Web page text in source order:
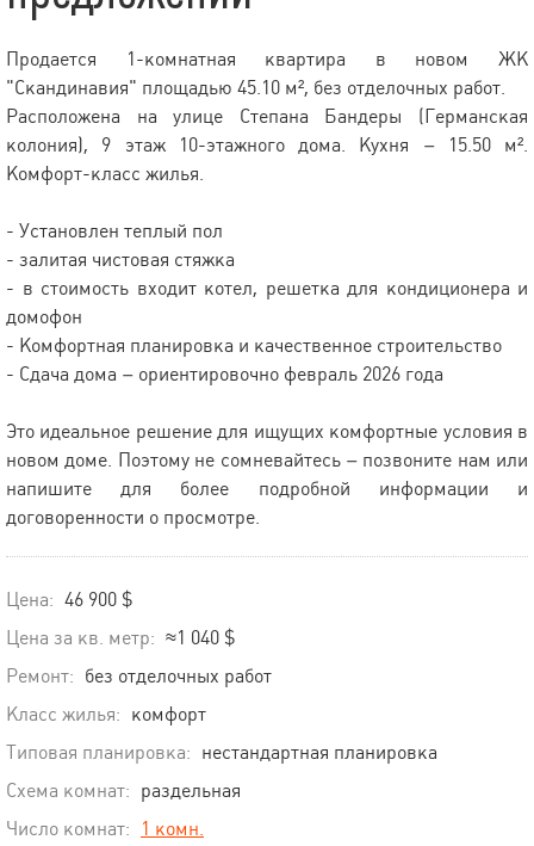
Продается 1-комнатная квартира в новом ЖК
"Скандинавия" площадью 45.10 м², без отделочных работ.
Расположена на улице Степана Бандеры (Германская
колония), 9 этаж 10-этажного дома. Кухня – 15.50 м².
Комфорт-класс жилья.
- Установлен теплый пол
- залитая чистовая стяжка
- в стоимость входит котел, решетка для кондиционера и
домофон
- Комфортная планировка и качественное строительство
- Сдача дома – ориентировочно февраль 2026 года
Это идеальное решение для ищущих комфортные условия в
новом доме. Поэтому не сомневайтесь – позвоните нам или
напишите для более подробной информации и
договоренности о просмотре.
Цена: 46 900 $
Цена за кв. метр: ≈1 040 $
Ремонт: без отделочных работ
Класс жилья: комфорт
Типовая планировка: нестандартная планировка
Схема комнат: раздельная
Число комнат:
1 комн.